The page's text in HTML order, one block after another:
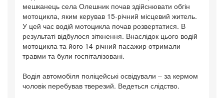
мешканець села Олешник почав здійснювати обгін
мотоцикла, яким керував 15-річний місцевий житель.
У цей час водій мотоцикла почав розвертатися. В
результаті відбулося зіткнення. Внаслідок цього водій
мотоцикла та його 14-річний пасажир отримали
травми та були госпіталізовані.
Водія автомобіля поліцейські освідували – за кермом
чоловік перебував тверезий. Ведеться слідство.